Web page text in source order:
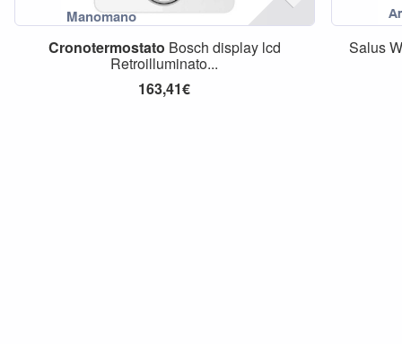
Cronotermostato Bosch display lcd
Retroilluminato...
163,41€
Salus